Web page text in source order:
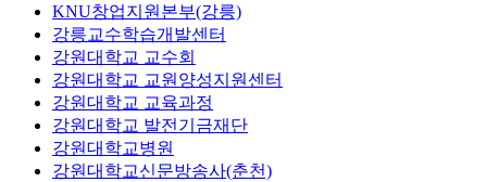
KNU창업지원본부(강릉)
강릉교수학습개발센터
강원대학교 교수회
강원대학교 교원양성지원센터
강원대학교 교육과정
강원대학교 발전기금재단
강원대학교병원
강원대학교신문방송사(춘천)